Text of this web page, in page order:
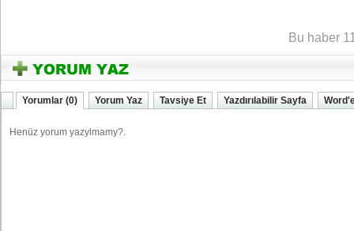
Bu haber
Yorumlar (0) Yorum Yaz Tavsiye Et Yazdırılabilir Sayfa